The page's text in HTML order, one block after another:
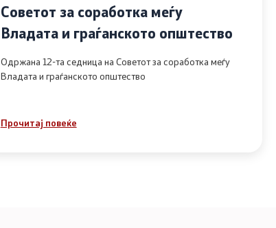
Советот за соработка меѓу
Владата и граѓанското општество
Одржана 12-та седница на Советот за соработка меѓу
Владата и граѓанското општество
Прочитај повеќе